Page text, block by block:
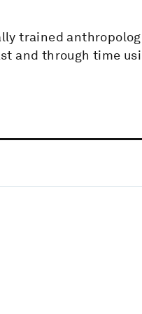
trained
and through time